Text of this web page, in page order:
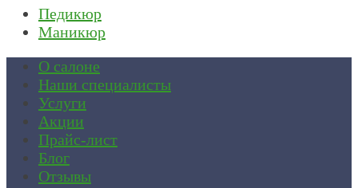
Педикюр
Маникюр
О салоне
Наши специалисты
Услуги
Акции
Прайс-лист
Блог
Отзывы